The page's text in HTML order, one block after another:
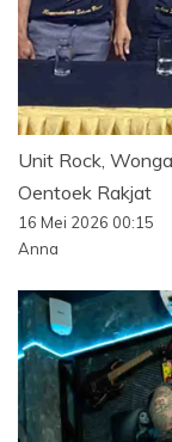
Unit Rock,
Oentoek Rakjat
16 Mei 2026 00:15
Anna